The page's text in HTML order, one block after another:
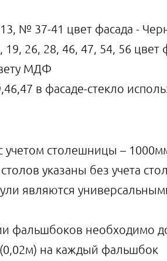
№ 37-41 цвет фасада -
26, 28, 46, 47, 54, 56 цвет
МДФ
в фасаде-стекло
учетом столешницы –
указаны без учета
являются
фальшбоков необходимо
на каждый фальшбок